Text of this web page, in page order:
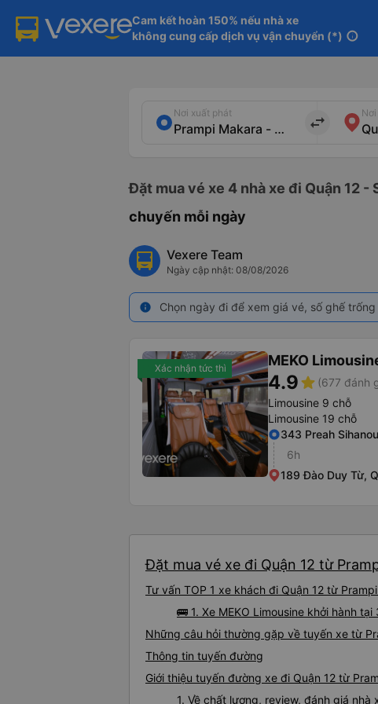
Cam kết hoàn 150% nếu nhà xe
không cung cấp dịch vụ vận chuyển (*) info
Nơi xuất phát
import_export
Đặt mua vé xe 4 nhà xe đi Quận 12
chuyến mỗi ngày
Vexere Team
Ngày cập nhật: 08/08/2026
info Chọn ngày đi để xem giá vé, số ghế
Xác nhận tức thì MEKO
4.9star (677 đánh
Limousine 9 chỗ
Limousine 19 chỗ
343 Preah
6h
189 Đào Duy Từ,
Đặt mua vé xe đi Quận 12 từ
Tư vấn TOP 1 xe khách đi Quận 12 từ
🚌 1. Xe MEKO Limousine khởi hành
Những câu hỏi thường gặp về tuyến xe từ
Thông tin tuyến đường
Giới thiệu tuyến đường xe đi Quận 12 từ
1. Về chất lượng, review, đánh giá nhà